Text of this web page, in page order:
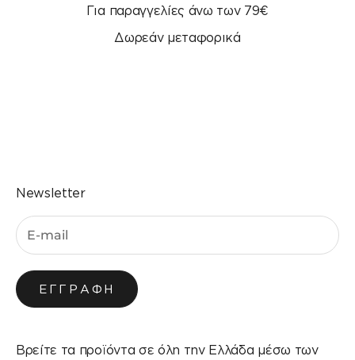
Για παραγγελίες άνω των 79€
Δωρεάν μεταφορικά
Newsletter
ΕΓΓΡΑΦΉ
Βρείτε τα προϊόντα σε όλη την Ελλάδα μέσω των